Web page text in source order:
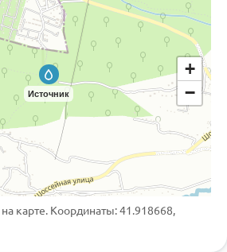
Источник
+
−
на карте. Координаты: 41.918668,